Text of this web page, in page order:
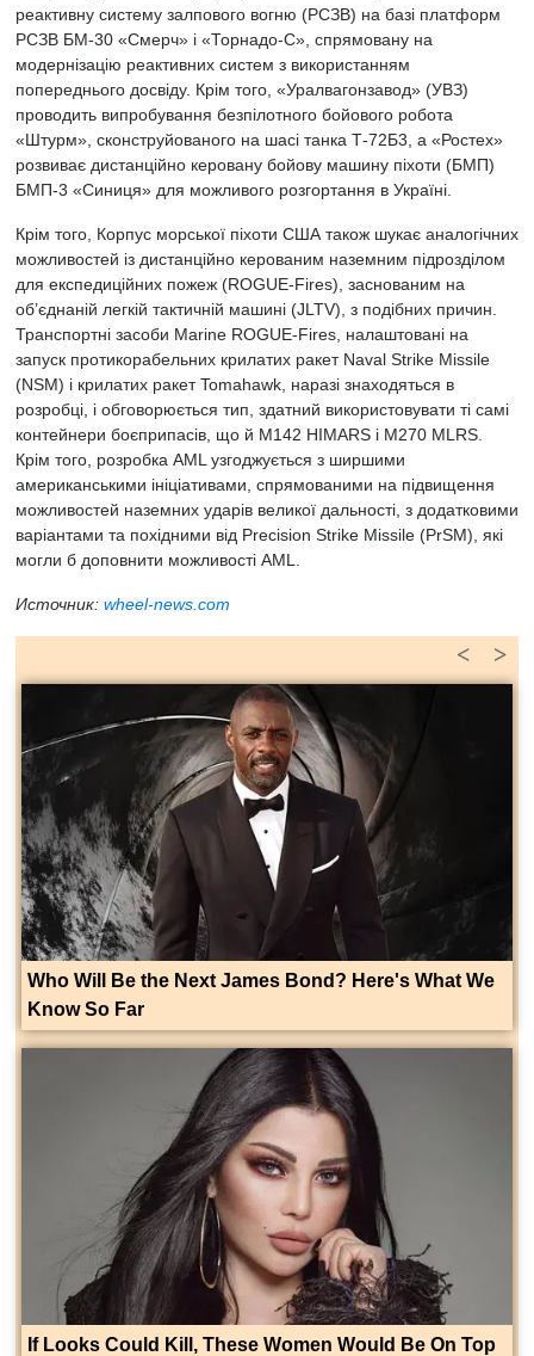
реактивну систему залпового вогню (РСЗВ) на базі платформ
РСЗВ БМ-30 «Смерч» і «Торнадо-С», спрямовану на
модернізацію реактивних систем з використанням
попереднього досвіду. Крім того, «Уралвагонзавод» (УВЗ)
проводить випробування безпілотного бойового робота
«Штурм», сконструйованого на шасі танка Т-72Б3, а «Ростех»
розвиває дистанційно керовану бойову машину піхоти (БМП)
БМП-3 «Синиця» для можливого розгортання в Україні.
Крім того, Корпус морської піхоти США також шукає аналогічних
можливостей із дистанційно керованим наземним підрозділом
для експедиційних пожеж (ROGUE-Fires), заснованим на
об’єднаній легкій тактичній машині (JLTV), з подібних причин.
Транспортні засоби Marine ROGUE-Fires, налаштовані на
запуск протикорабельних крилатих ракет Naval Strike Missile
(NSM) і крилатих ракет Tomahawk, наразі знаходяться в
розробці, і обговорюється тип, здатний використовувати ті самі
контейнери боєприпасів, що й M142 HIMARS і M270 MLRS.
Крім того, розробка AML узгоджується з ширшими
американськими ініціативами, спрямованими на підвищення
можливостей наземних ударів великої дальності, з додатковими
варіантами та похідними від Precision Strike Missile (PrSM), які
могли б доповнити можливості AML.
Источник: wheel-news.com
>
<
Who Will Be the Next James Bond? Here's What We
Know So Far
If Looks Could Kill, These Women Would Be On Top